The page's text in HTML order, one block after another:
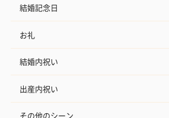
結婚記念日
お礼
結婚内祝い
出産内祝い
その他のシーン